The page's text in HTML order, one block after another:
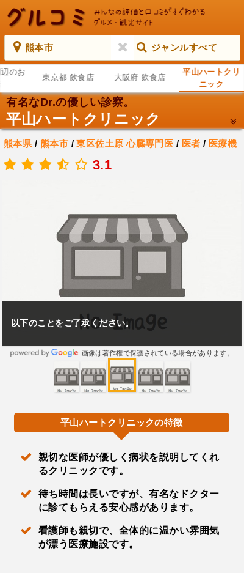
熊本市 ジャンルすべて
のお
東京都 飲食店 大阪府 飲食店
平山ハートクリ
ニック
有名なDr.の優しい診察。
平山ハートクリニック
熊本県 / 熊本市 /東区佐土原 心臓専門医 / 医者 / 医療機
.
3.1
以下のことをご了承ください。
画像は著作権で保護されている場合があります。
平山ハートクリニックの特徴
親切な医師が優しく病状を説明してくれ
るクリニックです。
待ち時間は長いですが、有名なドクター
に診てもらえる安心感があります。
看護師も親切で、全体的に温かい雰囲気
が漂う医療施設です。